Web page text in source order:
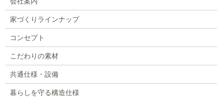
家づくりラインナップ
コンセプト
こだわりの素材
共通仕様・設備
暮らしを守る構造仕様